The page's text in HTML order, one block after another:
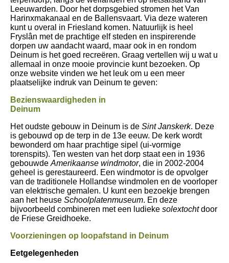
Leeuwarden. Door het dorpsgebied stromen het Van
Harinxmakanaal en de Ballensvaart. Via deze wateren
kunt u overal in Friesland komen. Natuurlijk is heel
Fryslân met de prachtige elf steden en inspirerende
dorpen uw aandacht waard, maar ook in en rondom
Deinum is het goed recreëren. Graag vertellen wij u wat u
allemaal in onze mooie provincie kunt bezoeken. Op
onze website vinden we het leuk om u een meer
plaatselijke indruk van Deinum te geven:
Bezienswaardigheden in
Deinum
Het oudste gebouw in Deinum is de Sint Janskerk. Deze
is gebouwd op de terp in de 13e eeuw. De kerk wordt
bewonderd om haar prachtige sipel (ui-vormige
torenspits). Ten westen van het dorp staat een in 1936
gebouwde Amerikaanse windmotor, die in 2002-2004
geheel is gerestaureerd. Een windmotor is de opvolger
van de traditionele Hollandse windmolen en de voorloper
van elektrische gemalen. U kunt een bezoekje brengen
aan het heuse Schoolplatenmuseum. En deze
bijvoorbeeld combineren met een ludieke solextochtdoor
de Friese Greidhoeke.
Voorzieningen op loopafstand in Deinum
Eetgelegenheden